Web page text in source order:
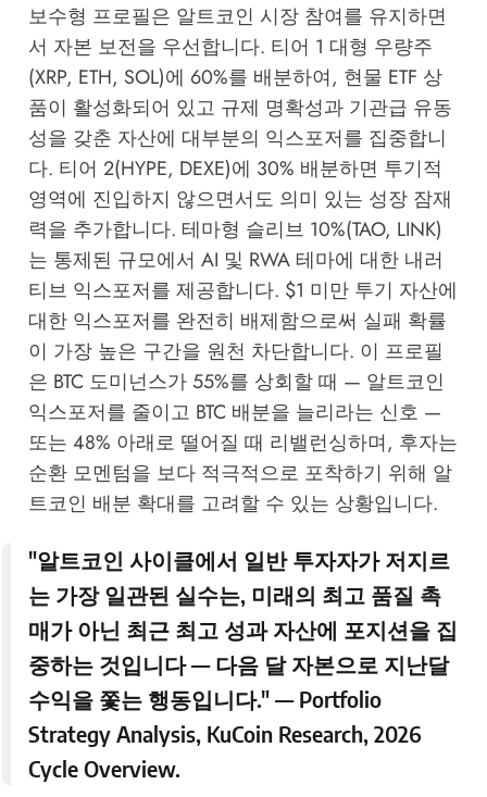
보수형 프로필은 알트코인 시장 참여를 유지하면
서 자본 보전을 우선합니다. 티어 1 대형 우량주
(XRP, ETH, SOL)에 60%를 배분하여, 현물 ETF 상
품이 활성화되어 있고 규제 명확성과 기관급 유동
성을 갖춘 자산에 대부분의 익스포저를 집중합니
다. 티어 2(HYPE, DEXE)에 30% 배분하면 투기적
영역에 진입하지 않으면서도 의미 있는 성장 잠재
력을 추가합니다. 테마형 슬리브 10%(TAO, LINK)
는 통제된 규모에서 AI 및 RWA 테마에 대한 내러
티브 익스포저를 제공합니다. $1 미만 투기 자산에
대한 익스포저를 완전히 배제함으로써 실패 확률
이 가장 높은 구간을 원천 차단합니다. 이 프로필
은 BTC 도미넌스가 55%를 상회할 때 — 알트코인
익스포저를 줄이고 BTC 배분을 늘리라는 신호 —
또는 48% 아래로 떨어질 때 리밸런싱하며, 후자는
순환 모멘텀을 보다 적극적으로 포착하기 위해 알
트코인 배분 확대를 고려할 수 있는 상황입니다.
"알트코인 사이클에서 일반 투자자가 저지르
는 가장 일관된 실수는, 미래의 최고 품질 촉
매가 아닌 최근 최고 성과 자산에 포지션을 집
중하는 것입니다 — 다음 달 자본으로 지난달
수익을 쫓는 행동입니다." — Portfolio
Strategy Analysis, KuCoin Research, 2026
Cycle Overview.